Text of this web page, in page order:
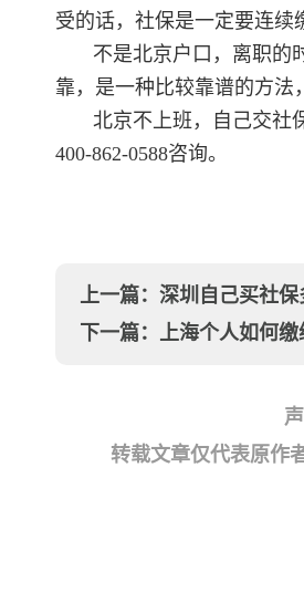
受的话，社保是一定要连续
不是北京户口，离职的
靠，是一种比较靠谱的方法
北京不上班，自己交社
400-862-0588咨询。
上一篇： 深圳自己买社保
下一篇： 上海个人如何
转载文章仅代表原作